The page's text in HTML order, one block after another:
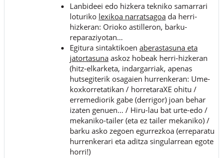
Lanbideei edo hizkera tekniko samarrari
loturiko lexikoa narratsagoa da herri-
hizkeran: Orioko astilleron, barku-
reparaziyotan…
Egitura sintaktikoen aberastasuna eta
jatortasuna askoz hobeak herri-hizkeran
(hitz-elkarketa, indargarriak, apenas
hutsegiterik osagaien hurrenkeran: Ume-
koxkorretatikan / horretaraXE ohitu /
erremediorik gabe (derrigor) joan behar
izaten genuen… / Hiru-lau bat urte-edo /
mekaniko-tailer (eta ez tailer mekaniko) /
barku asko zegoen egurrezkoa (erreparatu
hurrenkerari eta aditza singularrean egote
horri!)